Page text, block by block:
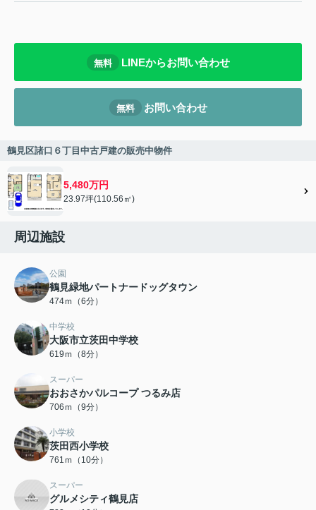
無料 LINEからお問い合わせ
無料 お問い合わせ
鶴見区諸口６丁目中古戸建の販売中物件
5,480万円
23.97坪(110.56㎡)
周辺施設
公園
鶴見緑地パートナードッグタウン
474ｍ（6分）
中学校
大阪市立茨田中学校
619ｍ（8分）
スーパー
おおさかパルコープ つるみ店
706ｍ（9分）
小学校
茨田西小学校
761ｍ（10分）
スーパー
グルメシティ鶴見店